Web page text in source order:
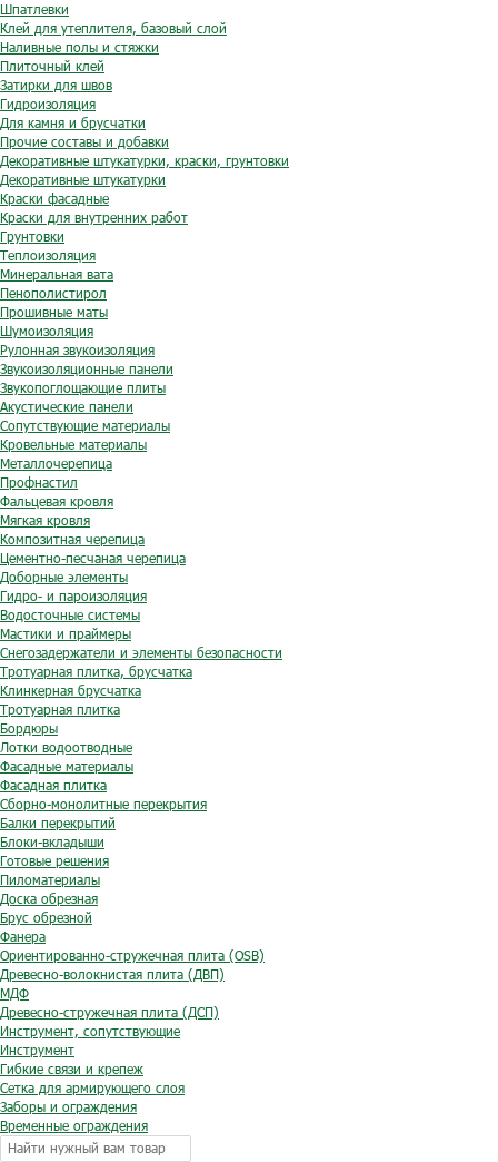
Шпатлевки
Клей для утеплителя, базовый слой
Наливные полы и стяжки
Плиточный клей
Затирки для швов
Гидроизоляция
Для камня и брусчатки
Прочие составы и добавки
Декоративные штукатурки, краски, грунтовки
Декоративные штукатурки
Краски фасадные
Краски для внутренних работ
Грунтовки
Теплоизоляция
Минеральная вата
Пенополистирол
Прошивные маты
Шумоизоляция
Рулонная звукоизоляция
Звукоизоляционные панели
Звукопоглощающие плиты
Акустические панели
Сопутствующие материалы
Кровельные материалы
Металлочерепица
Профнастил
Фальцевая кровля
Мягкая кровля
Композитная черепица
Цементно-песчаная черепица
Доборные элементы
Гидро- и пароизоляция
Водосточные системы
Мастики и праймеры
Снегозадержатели и элементы безопасности
Тротуарная плитка, брусчатка
Клинкерная брусчатка
Тротуарная плитка
Бордюры
Лотки водоотводные
Фасадные материалы
Фасадная плитка
Сборно-монолитные перекрытия
Балки перекрытий
Блоки-вкладыши
Готовые решения
Пиломатериалы
Доска обрезная
Брус обрезной
Фанера
Ориентированно-стружечная плита (OSB)
Древесно-волокнистая плита (ДВП)
МДФ
Древесно-стружечная плита (ДСП)
Инструмент, сопутствующие
Инструмент
Гибкие связи и крепеж
Сетка для армирующего слоя
Заборы и ограждения
Временные ограждения